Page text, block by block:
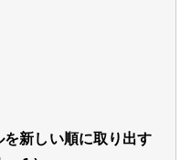
新しい順に取り出す